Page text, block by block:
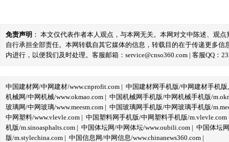
免责声明 ： 本文仅代表作者本人观点，与本网无关。本网对文中陈述、观
自行承担全部责任。本网转载自其它媒体的信息，转载目的在于传递更多
内进行，以便我们及时处理。客服邮箱：service@cnso360.com | 客服QQ：
中国建材网/中网建材/www.cnprofit.com | 中国建材网手机版/中网建材手机版
机械网/中网机械/www.okmao.com | 中国机械网手机版/中网机械手机版/
玻璃网/中网玻璃/www.meesm.com | 中国玻璃网手机版/中网玻璃手机版/
中网塑料/www.vlevle.com | 中国塑料网手机版/中网塑料手机版/m.vlevle.com
机版/m.sinoasphalts.com | 中国体坛网/中网体坛/www.oubili.com | 中国体坛
版/m.stylechina.com | 中国信息网/中网信息/www.chinanews360.com |